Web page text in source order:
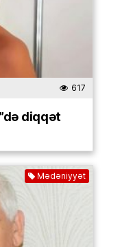
617
diqqət
Mədəniyyət